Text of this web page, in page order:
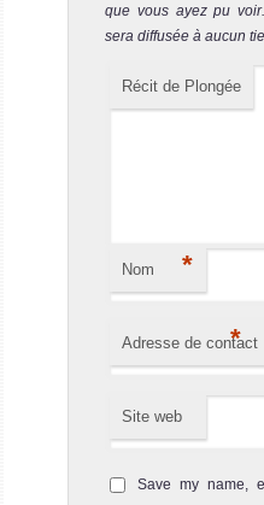
que vous ayez pu
sera diffusée à aucun
Récit de Plongée
Nom *
Adresse de contact
*
Site web
Save my name,